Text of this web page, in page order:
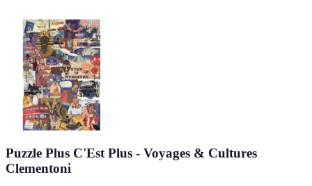
Puzzle Plus C'Est Plus - Voyages & Cultures
Clementoni